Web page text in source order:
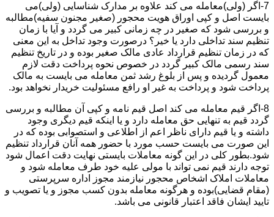
7-اگر (ولی)معامله می کند علاوه بر مدارک شناسایی (ولی)می
بایست اصل و کپی اوراق هویت محجور (صغیر مجنون سفیه)مطالبه
و بررسی شود که صغیر در چه زمانی کبیر می گردد و آیا با زمان
تنظیم سند تداخلی دارد یا خیر؟ درصورت وجود تداخل به این معنی
که در زمان تنظیم قرارداد عادی مالک صغیر بوده و در تاریخ تنظیم
سند رسمی مالک کبیر گردد در خصوص نحوه پرداخت دقت لازم
معمول گردیده و پس از بلوغ رشد ثمن معامله می بایست به مالک
پرداخت شود و پرداخت به غیر او رافع مسئولیت خریدار نخواهد بود.
8-اگر قیم معامله می کند اصل قیم نامه و کپی آن مطالبه و بررسی
گردد قیم به تنهایی حق معامله دارد و یا اینکه قیم دیگری وجود
داشته و یا قیم دارای ناظر اعم از اطلاعی و استصوابی بوده که در
این صورت می بایست حسب مورد با حضور همه آنان قرارداد تنظیم
شود.بطور کلی در این گونه معاملات بایستی نهایت دقت اعمال شود
توجه دارند قیم نمی تواند با مولی علیه خود طرف معامله شود و
معاملات املاک اشخاص محجور نیازمند مجوز اداره سرپرستی
(مقام قضایی)بوده و هرگونه معامله بدون کسب مجوز و یا تصویب و
تایید ایشان فاقد اعتبار قانونی می باشد.